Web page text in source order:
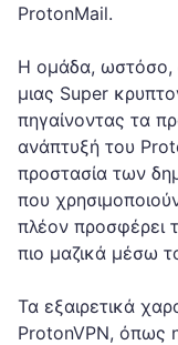
ProtonMail.
Η ομάδα, ωστόσο,
μιας Super
πηγαίνοντας τα
ανάπτυξή του
προστασία των
που
πλέον προσφέρει
πιο μαζικά μέσω
Τα εξαιρετικά
ProtonVPN, όπως